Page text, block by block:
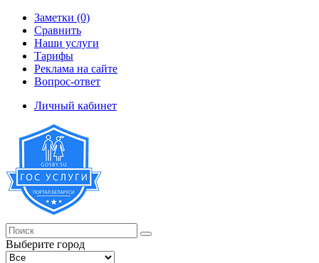
Заметки (0)
Сравнить
Наши услуги
Тарифы
Реклама на сайте
Вопрос-ответ
Личный кабинет
Выберите город